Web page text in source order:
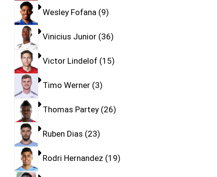
Wesley Fofana 9
Vinicius Junior 36
Victor Lindelof 15
Timo Werner 3
Thomas Partey 26
Ruben Dias 23
Rodri Hernandez 19